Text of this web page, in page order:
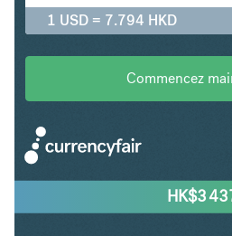
1 USD = 7.794 HKD
Commencez
HK$3